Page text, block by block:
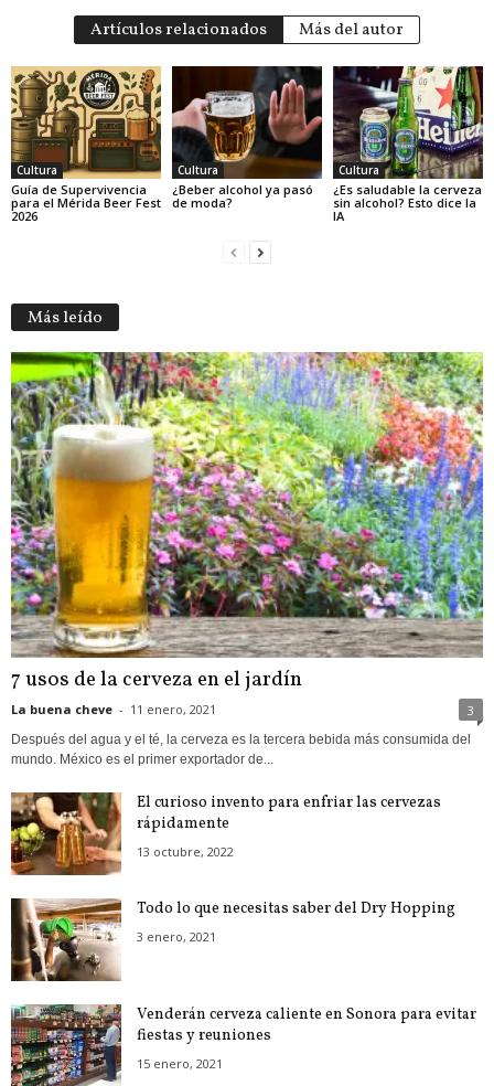
Artículos relacionados Más del autor
Cultura
Guía de Supervivencia
para el Mérida Beer Fest
2026
Cultura
¿Beber alcohol ya pasó
de moda?
Cultura
¿Es saludable la cerveza
sin alcohol? Esto dice la
IA
Más leído
7 usos de la cerveza en el jardín
La buena cheve - 11 enero, 2021 3
Después del agua y el té, la cerveza es la tercera bebida más consumida del
mundo. México es el primer exportador de...
El curioso invento para enfriar las cervezas
rápidamente
13 octubre, 2022
Todo lo que necesitas saber del Dry Hopping
3 enero, 2021
Venderán cerveza caliente en Sonora para evitar
fiestas y reuniones
15 enero, 2021